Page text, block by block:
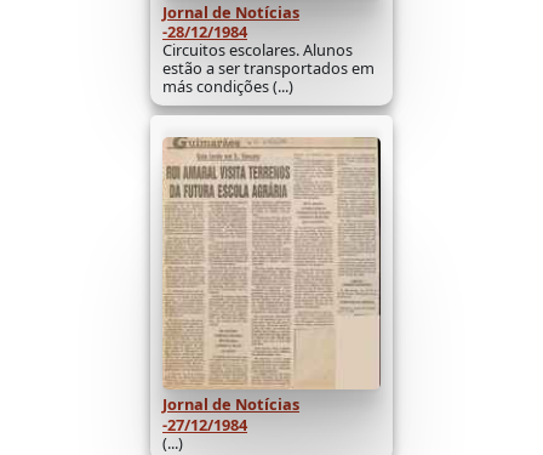
Jornal de Notícias
-28/12/1984
Circuitos escolares. Alunos
estão a ser transportados em
más condições (...)
Jornal de Notícias
-27/12/1984
(...)